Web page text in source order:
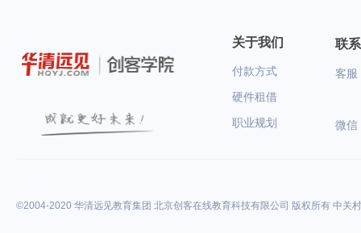
关于我们
付款方式
硬件租借
职业规划
联
客服
微信
©2004-2020 华清远见教育集团 北京创客在线教育科技有限公司 版权所有 中关